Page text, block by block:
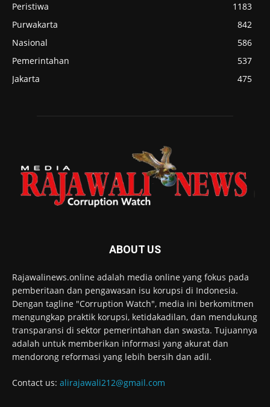
Peristiwa
1183
Purwakarta
842
Nasional
586
Pemerintahan
537
Jakarta
475
ABOUT US
Rajawalinews.online adalah media online yang fokus pada
pemberitaan dan pengawasan isu korupsi di Indonesia.
Dengan tagline "Corruption Watch", media ini berkomitmen
mengungkap praktik korupsi, ketidakadilan, dan mendukung
transparansi di sektor pemerintahan dan swasta. Tujuannya
adalah untuk memberikan informasi yang akurat dan
mendorong reformasi yang lebih bersih dan adil.
Contact us: alirajawali212@gmail.com